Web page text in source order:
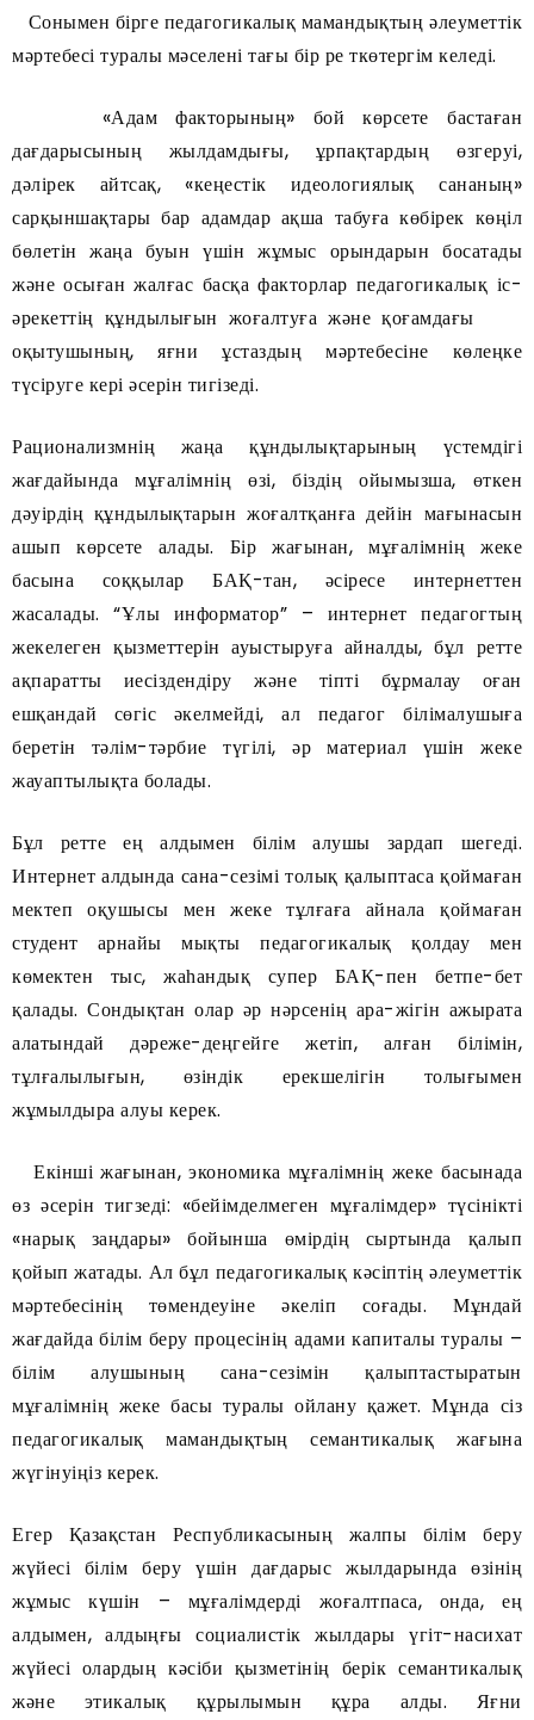
Сонымен бірге педагогикалық мамандықтың әлеуметтік
мәртебесі туралы мәселені тағы бір ре ткөтергім келеді.
«Адам факторының» бой көрсете бастаған
дағдарысының жылдамдығы, ұрпақтардың өзгеруі,
дәлірек айтсақ, «кеңестік идеологиялық сананың»
сарқыншақтары бар адамдар ақша табуға көбірек көңіл
бөлетін жаңа буын үшін жұмыс орындарын босатады
және осыған жалғас басқа факторлар педагогикалық іс-
әрекеттің құндылығын жоғалтуға және қоғамдағы
оқытушының, яғни ұстаздың мәртебесіне көлеңке
түсіруге кері әсерін тигізеді.
Рационализмнің жаңа құндылықтарының үстемдігі
жағдайында мұғалімнің өзі, біздің ойымызша, өткен
дәуірдің құндылықтарын жоғалтқанға дейін мағынасын
ашып көрсете алады. Бір жағынан, мұғалімнің жеке
басына соққылар БАҚ-тан, әсіресе интернеттен
жасалады. “Ұлы информатор” – интернет педагогтың
жекелеген қызметтерін ауыстыруға айналды, бұл ретте
ақпаратты иесіздендіру және тіпті бұрмалау оған
ешқандай сөгіс әкелмейді, ал педагог білімалушыға
беретін тәлім-тәрбие түгілі, әр материал үшін жеке
жауаптылықта болады.
Бұл ретте ең алдымен білім алушы зардап шегеді.
Интернет алдында сана-сезімі толық қалыптаса қоймаған
мектеп оқушысы мен жеке тұлғаға айнала қоймаған
студент арнайы мықты педагогикалық қолдау мен
көмектен тыс, жаһандық супер БАҚ-пен бетпе-бет
қалады. Сондықтан олар әр нәрсенің ара-жігін ажырата
алатындай дәреже-деңгейге жетіп, алған білімін,
тұлғалылығын, өзіндік ерекшелігін толығымен
жұмылдыра алуы керек.
Екінші жағынан, экономика мұғалімнің жеке басынада
өз әсерін тигзеді: «бейімделмеген мұғалімдер» түсінікті
«нарық заңдары» бойынша өмірдің сыртында қалып
қойып жатады. Ал бұл педагогикалық кәсіптің әлеуметтік
мәртебесінің төмендеуіне әкеліп соғады. Мұндай
жағдайда білім беру процесінің адами капиталы туралы –
білім алушының сана-сезімін қалыптастыратын
мұғалімнің жеке басы туралы ойлану қажет. Мұнда сіз
педагогикалық мамандықтың семантикалық жағына
жүгінуіңіз керек.
Егер Қазақстан Республикасының жалпы білім беру
жүйесі білім беру үшін дағдарыс жылдарында өзінің
жұмыс күшін – мұғалімдерді жоғалтпаса, онда, ең
алдымен, алдыңғы социалистік жылдары үгіт-насихат
жүйесі олардың кәсіби қызметінің берік семантикалық
және этикалық құрылымын құра алды. Яғни